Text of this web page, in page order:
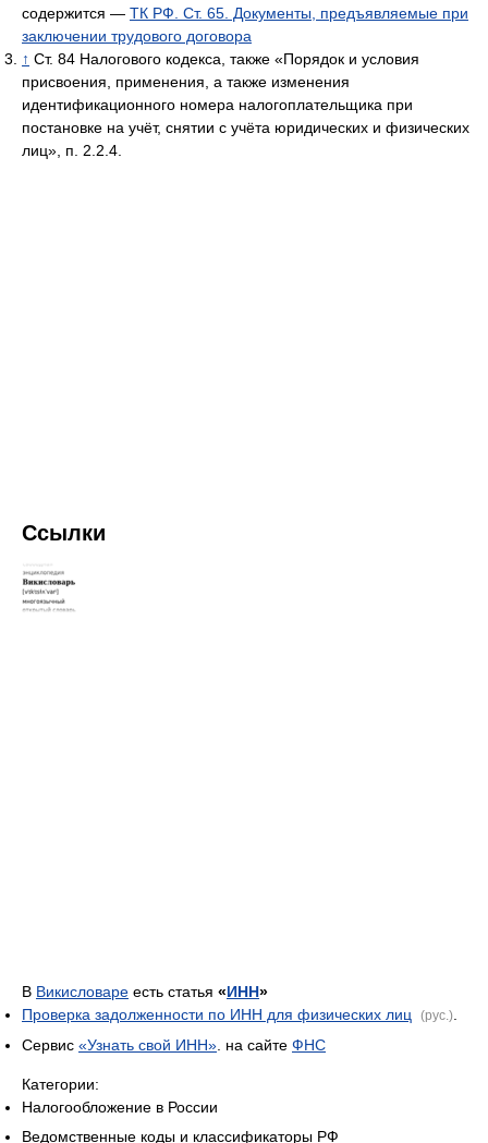
содержится — ТК РФ. Ст. 65. Документы, предъявляемые при
заключении трудового договора
↑ Ст. 84 Налогового кодекса, также «Порядок и условия
присвоения, применения, а также изменения
идентификационного номера налогоплательщика при
постановке на учёт, снятии с учёта юридических и физических
лиц», п. 2.2.4.
Ссылки
В Викисловаре есть статья «ИНН»
Проверка задолженности по ИНН для физических лиц
(рус.)
Сервис «Узнать свой ИНН» на сайте ФНС
Категории:
Налогообложение в России
Ведомственные коды и классификаторы РФ